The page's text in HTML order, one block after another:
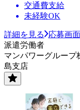
交通費支給
未経験OK
詳細を見る
応募画
派遣労働者
マンパワーグループ
島支店